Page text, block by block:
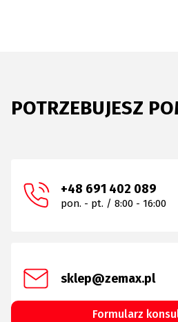
POTRZEBUJESZ
+48 691 402 089
pon. - pt. / 8:00 - 16:00
sklep@zemax.pl
Formularz